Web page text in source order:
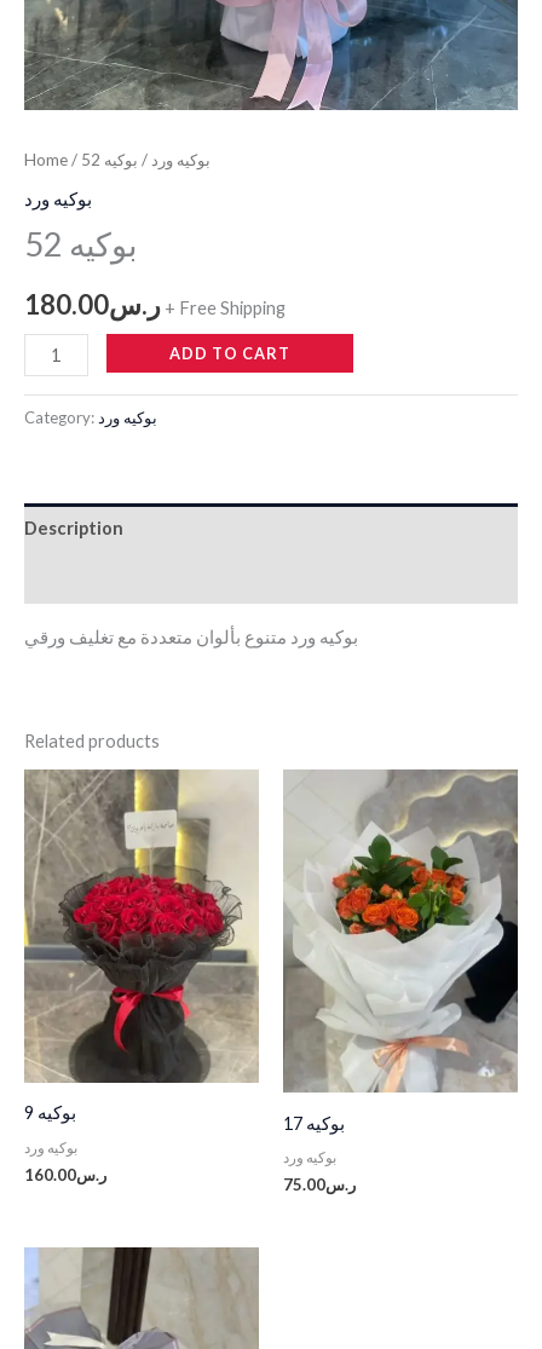
Home/ بوكيه ورد / بوكيه 52
بوكيه ورد
بوكيه 52
ر.س180.00 + Free Shipping
ADD TO CART
Category:بوكيه ورد
Description
بوكيه ورد متنوع بألوان متعددة مع تغليف ورقي
Related products
بوكيه 9
بوكيه ورد
ر.س160.00
بوكيه 17
بوكيه ورد
ر.س75.00